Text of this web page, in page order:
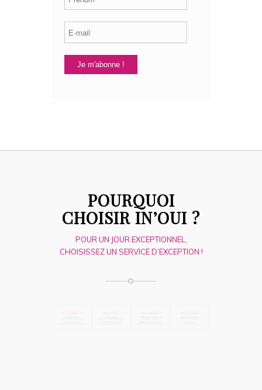
POURQUOI
CHOISIR IN’OUI ?
POUR UN JOUR EXCEPTIONNEL,
CHOISISSEZ UN SERVICE D’EXCEPTION !